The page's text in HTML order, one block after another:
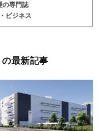
の専門誌
ビジネス
最新記事